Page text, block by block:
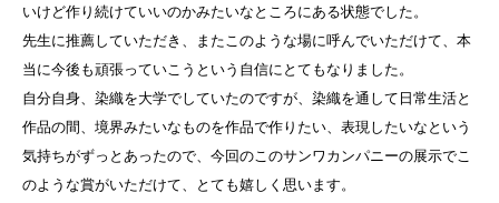
いけど作り続けていいのかみたいなところにある状態でした。
先生に推薦していただき、またこのような場に呼んでいただけて、本
当に今後も頑張っていこうという自信にとてもなりました。
自分自身、染織を大学でしていたのですが、染織を通して日常生活と
作品の間、境界みたいなものを作品で作りたい、表現したいなという
気持ちがずっとあったので、今回のこのサンワカンパニーの展示でこ
のような賞がいただけて、とても嬉しく思います。